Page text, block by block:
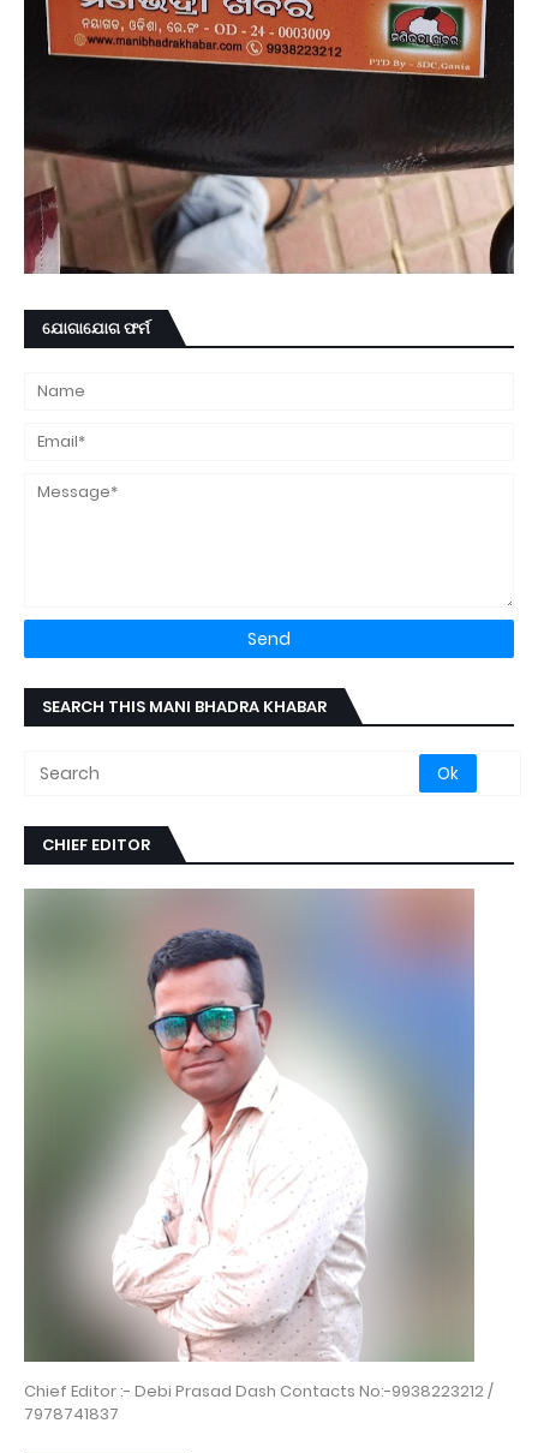
ଯୋଗାଯୋଗ ଫର୍ମ
SEARCH THIS MANI BHADRA KHABAR
CHIEF EDITOR
Chief Editor :- Debi Prasad Dash Contacts No:-9938223212 /
7978741837